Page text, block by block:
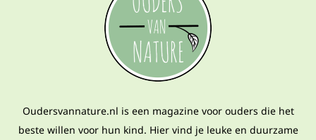
Oudersvannature.nl is een magazine voor ouders die het
beste willen voor hun kind. Hier vind je leuke en duurzame